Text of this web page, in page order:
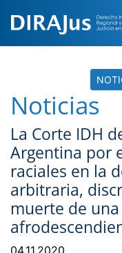
Noticias
La Corte IDH
Argentina por
raciales en la
arbitraria,
muerte de
04.11.2020